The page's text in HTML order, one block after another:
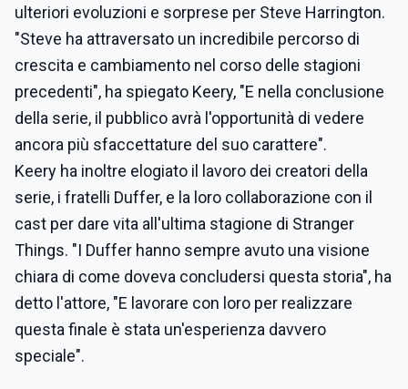
ulteriori evoluzioni e sorprese per Steve Harrington.
"Steve ha attraversato un incredibile percorso di
crescita e cambiamento nel corso delle stagioni
precedenti", ha spiegato Keery, "E nella conclusione
della serie, il pubblico avrà l'opportunità di vedere
ancora più sfaccettature del suo carattere".
Keery ha inoltre elogiato il lavoro dei creatori della
serie, i fratelli Duffer, e la loro collaborazione con il
cast per dare vita all'ultima stagione di Stranger
Things. "I Duffer hanno sempre avuto una visione
chiara di come doveva concludersi questa storia", ha
detto l'attore, "E lavorare con loro per realizzare
questa finale è stata un'esperienza davvero
speciale".